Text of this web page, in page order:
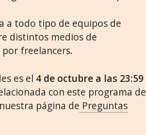
a todo tipo de equipos de
distintos medios de
freelancers.
es el 4 de octubre a las 23:59
con este programa de
página de Preguntas